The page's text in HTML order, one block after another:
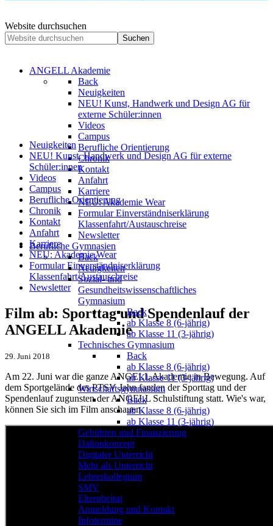
Website durchsuchen
Suchen
ANGELL Akademie
Back
Neuigkeiten
NEU! Kunst, Handwerk und Design AG für
externe Schüler:innen
Videos
Campus
Berufliche Orientierung
Chronik
Kontakt
Anfahrt
Karriere
NEU: Akademie Wear
Formular Einverständniserklärung
Klassenfahrt/Austauschreise
Newsletter
Berufliche Gymnasien
Back
Neuigkeiten
Sozial- und
Gesundheitswissenschaftliches
Gymnasium
Back
ab Klasse 8 (6-jährig)
ab Klasse 11 (3-jährig)
Technisches Gymnasium
Back
ab Klasse 8 (6-jährig)
ab Klasse 11 (3-jährig)
Wirtschaftsgymnasium
Back
ab Klasse 8 (6-jährig)
ab Klasse 11 (3-jährig)
Gebühren und Finanzierung
Daltonkonzept
Digitaler Unterricht
Mehr als Unterricht
Lehrerkollegium
SMV
Elternbeirat
Anmeldung und Kontakt
Infotermine
Neuigkeiten
NEU! Kunst, Handwerk und Design AG für externe
Schüler:innen
Videos
Campus
Berufliche Orientierung
Chronik
Kontakt
Anfahrt
Karriere
NEU: Akademie Wear
Formular Einverständniserklärung
Klassenfahrt/Austauschreise
Newsletter
Film ab: Sporttag und Spendenlauf der
ANGELL Akademie
29. Juni 2018
Am 22. Juni war die ganze ANGELL Akademie in Bewegung. Auf
dem Sportgelände des PTSV Jahn fanden der Sporttag und der
Spendenlauf zugunsten der ANGELL Schulstiftung statt. Wie's war,
können Sie sich im Film anschauen.